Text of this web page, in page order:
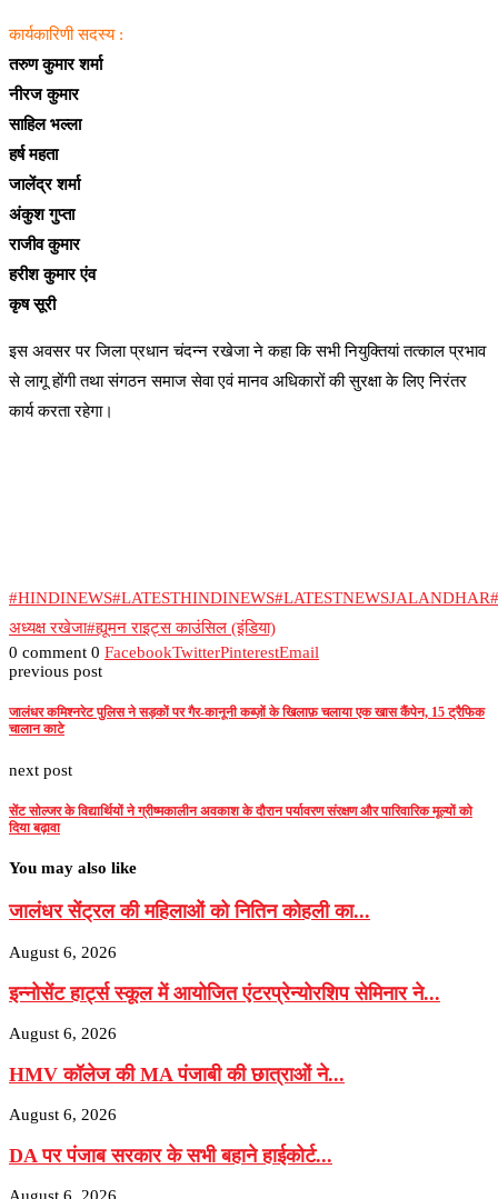
कार्यकारिणी सदस्य :
तरुण कुमार शर्मा
नीरज कुमार
साहिल भल्ला
हर्ष महता
जालेंद्र शर्मा
अंकुश गुप्ता
राजीव कुमार
हरीश कुमार एंव
कृष सूरी
इस अवसर पर जिला प्रधान चंदन्न रखेजा ने कहा कि सभी नियुक्तियां तत्काल प्रभाव
से लागू होंगी तथा संगठन समाज सेवा एवं मानव अधिकारों की सुरक्षा के लिए निरंतर
कार्य करता रहेगा।
#HINDINEWS#LATESTHINDINEWS#LATESTNEWSJALANDHAR
अध्यक्ष रखेजा#ह्यूमन राइट्स काउंसिल (इंडिया)
0 comment 0 FacebookTwitterPinterestEmail
previous post
जालंधर कमिश्नरेट पुलिस ने सड़कों पर गैर-कानूनी कब्ज़ों के खिलाफ़ चलाया एक खास कैंपेन, 15 ट्रैफिक
चालान काटे
next post
सेंट सोल्जर के विद्यार्थियों ने ग्रीष्मकालीन अवकाश के दौरान पर्यावरण संरक्षण और पारिवारिक मूल्यों को
दिया बढ़ावा
You may also like
जालंधर सेंट्रल की महिलाओं को नितिन कोहली का...
August 6, 2026
इन्नोसेंट हार्ट्स स्कूल में आयोजित एंटरप्रेन्योरशिप सेमिनार ने...
August 6, 2026
HMV कॉलेज की MA पंजाबी की छात्राओं ने...
August 6, 2026
DA पर पंजाब सरकार के सभी बहाने हाईकोर्ट...